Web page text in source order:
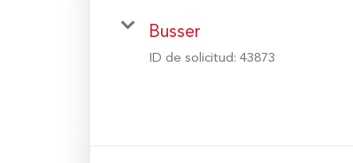
Busser
ID de solicitud: 43873